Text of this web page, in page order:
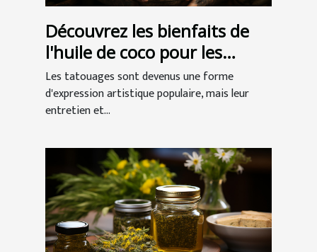
Découvrez les bienfaits de
l'huile de coco pour les
tatouages
Les tatouages sont devenus une forme
d'expression artistique populaire, mais leur
entretien et...